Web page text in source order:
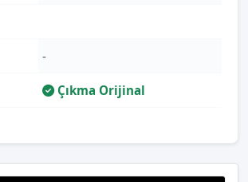
-
Çıkma Orijinal